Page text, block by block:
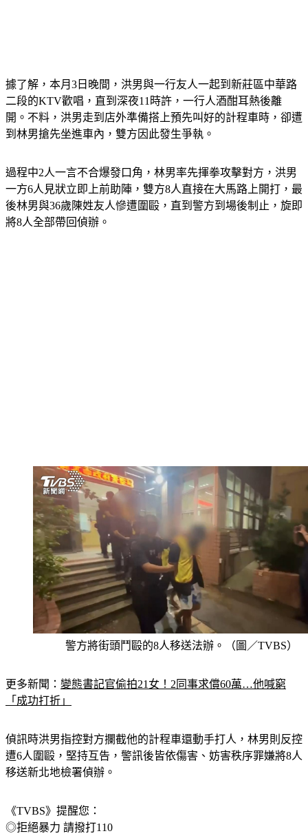
據了解，本月3日晚間，洪男與一行友人一起到新莊區中華路
二段的KTV歡唱，直到深夜11時許，一行人酒酣耳熱後離
開。不料，洪男走到店外準備搭上預先叫好的計程車時，卻遭
到林男搶先坐進車內，雙方因此發生爭執。
過程中2人一言不合爆發口角，林男率先揮拳攻擊對方，洪男
一方6人見狀立即上前助陣，雙方8人直接在大馬路上開打，最
後林男與36歲陳姓友人慘遭圍毆，直到警方到場後制止，旋即
將8人全部帶回偵辦。
警方將街頭鬥毆的8人移送法辦。（圖／TVBS）
更多新聞： 變態書記官偷拍21女！2同事求償60萬…他喊窮
「成功打折」
偵訊時洪男指控對方攔截他的計程車還動手打人，林男則反控
遭6人圍毆，堅持互告，警訊後皆依傷害、妨害秩序罪嫌將8人
移送新北地檢署偵辦。
《TVBS》提醒您：
◎拒絕暴力 請撥打110